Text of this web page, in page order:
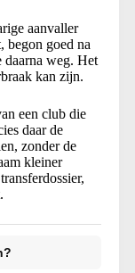
aanvaller
begon goed na
daarna weg. Het
kan zijn.
een club die
daar de
zonder de
kleiner